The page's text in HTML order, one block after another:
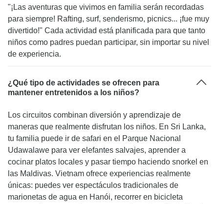
"¡Las aventuras que vivimos en familia serán recordadas
para siempre! Rafting, surf, senderismo, picnics... ¡fue muy
divertido!" Cada actividad está planificada para que tanto
niños como padres puedan participar, sin importar su nivel
de experiencia.
¿Qué tipo de actividades se ofrecen para
mantener entretenidos a los niños?
Los circuitos combinan diversión y aprendizaje de
maneras que realmente disfrutan los niños. En Sri Lanka,
tu familia puede ir de safari en el Parque Nacional
Udawalawe para ver elefantes salvajes, aprender a
cocinar platos locales y pasar tiempo haciendo snorkel en
las Maldivas. Vietnam ofrece experiencias realmente
únicas: puedes ver espectáculos tradicionales de
marionetas de agua en Hanói, recorrer en bicicleta